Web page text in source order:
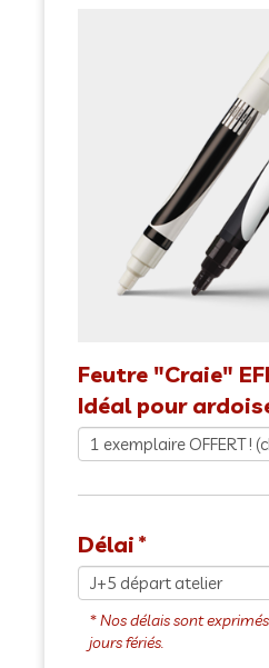
Feutre "Craie"
Idéal pour
Délai